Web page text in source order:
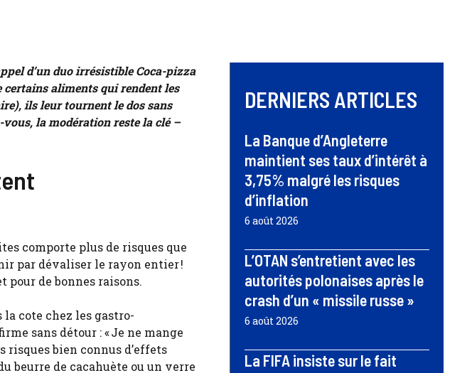
d’un duo irrésistible Coca-pizza
certains aliments qui rendent les
ils leur tournent le dos sans
la modération reste la clé –
comporte plus de risques que
par dévaliser le rayon entier !
de bonnes raisons.
la cote chez les gastro-
sans détour : « Je ne mange
risques bien connus d’effets
beurre de cacahuète ou un verre
DERNIERS ARTICLES
La Banque d’Angleterre
maintient ses taux d’intérêt à
3,75% malgré les risques
d’inflation
6 août 2026
L’OTAN s’entretient avec les
autorités polonaises après le
crash d’un « missile russe »
6 août 2026
La FIFA insiste sur le fait